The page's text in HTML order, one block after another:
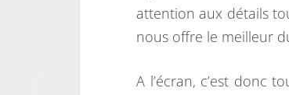
attention aux détails
nous offre le meilleur
A l’écran, c’est donc